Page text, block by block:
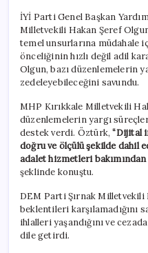
İYİ Parti Genel Başkan
Milletvekili Hakan Şeref
temel unsurlarına müdahale
önceliğinin hızlı değil adil
Olgun, bazı düzenlemelerin
zedeleyebileceğini savundu.
MHP Kırıkkale Milletvekili
düzenlemelerin yargı
destek verdi. Öztürk,“Dijital
doğru ve ölçülü şekilde dahil
adalet hizmetleri
şeklinde konuştu.
DEM Parti Şırnak
beklentileri karşılamadığını
ihlalleri yaşandığını ve
dile getirdi.